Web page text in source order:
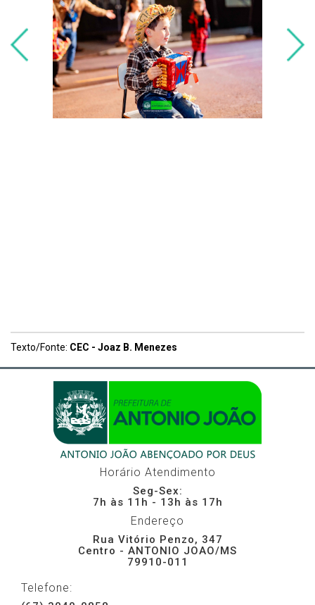
Texto/Fonte: CEC - Joaz B. Menezes
Horário Atendimento
Seg-Sex:
7h às 11h - 13h às 17h
Endereço
Rua Vitório Penzo, 347
Centro - ANTONIO JOAO/MS
79910-011
Telefone: